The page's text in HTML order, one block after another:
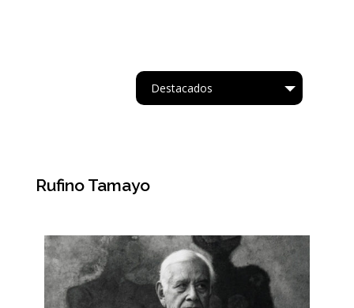
Destacados
Acuarela
Cartapesta
Rufino Tamayo